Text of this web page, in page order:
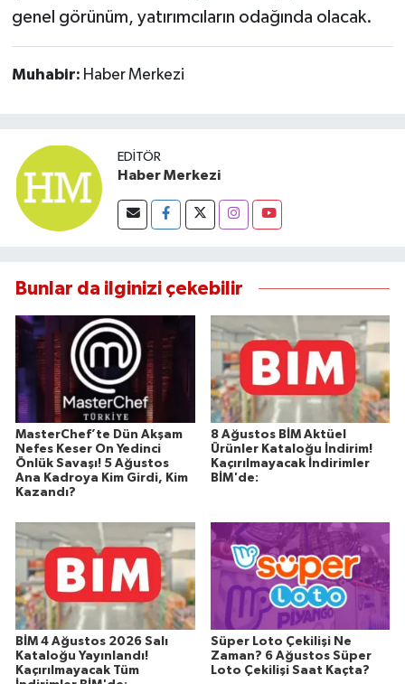
genel görünüm, yatırımcıların odağında olacak.
Muhabir: Haber Merkezi
EDITÖR
Haber Merkezi
Bunlar da ilginizi çekebilir
MasterChef’te Dün Akşam
Nefes Keser On Yedinci
Önlük Savaşı! 5 Ağustos
Ana Kadroya Kim Girdi, Kim
Kazandı?
8 Ağustos BİM Aktüel
Ürünler Kataloğu İndirim!
Kaçırılmayacak İndirimler
BİM'de:
BİM 4 Ağustos 2026 Salı
Kataloğu Yayınlandı!
Kaçırılmayacak Tüm
Süper Loto Çekilişi Ne
Zaman? 6 Ağustos Süper
Loto Çekilişi Saat Kaçta?
Trend
TÜRKİYE
YAŞAM